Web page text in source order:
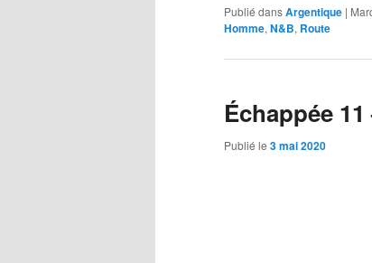
Publié dansArgentique |
Homme, N&B, Route
Échappée 11
Publié le 3 mai 2020